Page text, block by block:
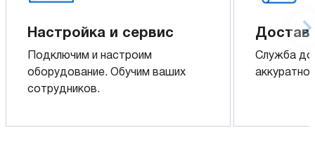
Настройка и сервис
Подключим и настроим
оборудование. Обучим ваших
сотрудников.
Служба
аккуратно